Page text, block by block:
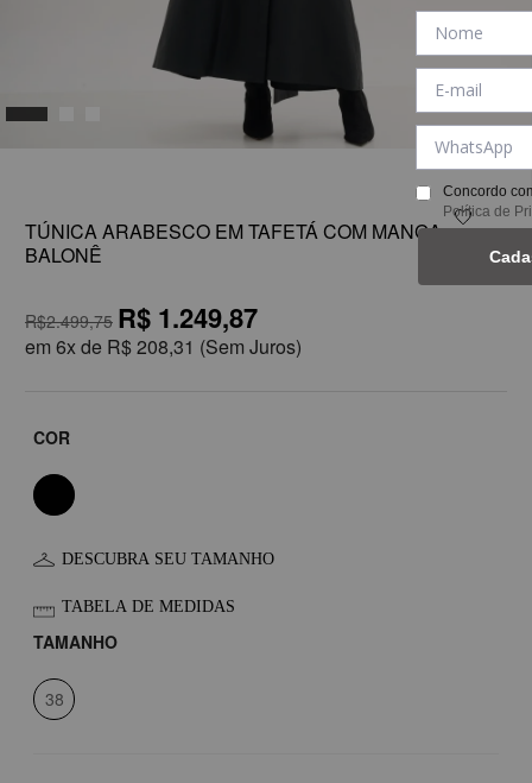
1
TÚNICA ARABESCO EM TAFETÁ COM MANGA
BALONÊ
R$2.499,75 R$ 1.249,87
em 6x de R$ 208,31 (Sem Juros)
COR
DESCUBRA SEU TAMANHO
TABELA DE MEDIDAS
TAMANHO
38
Concordo
Política de